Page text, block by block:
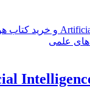
های علمی